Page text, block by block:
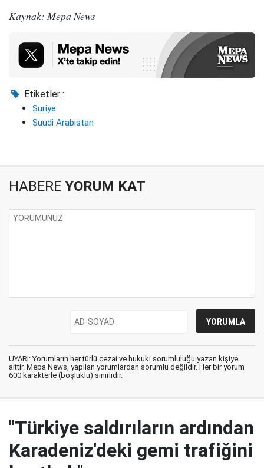
Kaynak: Mepa News
Etiketler :
Suriye
Suudi Arabistan
HABERE YORUM KAT
UYARI: Yorumların her türlü cezai ve hukuki sorumluluğu yazan kişiye
aittir. Mepa News, yapılan yorumlardan sorumlu değildir. Her bir yorum
600 karakterle (boşluklu) sınırlıdır.
"Türkiye saldırıların ardından
Karadeniz'deki gemi trafiğini